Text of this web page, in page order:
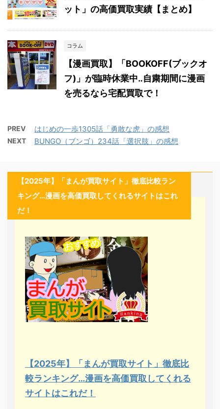
ット」の高価買取実績【まとめ】
コラム
【漫画買取】「BOOKOFF(ブックオ
フ)」が臨時休業中‥自粛期間に漫画
を売るなら宅配買取で！
PREV はじめの一歩1305話「勇敢な虎」の感想
NEXT BUNGO（ブンゴ）234話「選択肢」の感想
【2025年】「まんが買取サイト」徹底比較ラン
キング…漫画を高価買取してくれるサイトはこれ
だ！
【2025年】「まんが買取サイト」徹底比
較ランキング…漫画を高価買取してくれる
サイトはこれだ！